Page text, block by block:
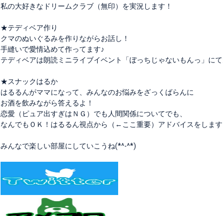
私の大好きなドリームクラブ（無印）を実況します！
★テディベア作り
クマのぬいぐるみを作りながらお話し！
手縫いで愛情込めて作ってます♪
テディベアは朗読ミニライブイベント「ぼっちじゃないもんっ」に
★スナックはるか
はるるんがママになって、みんなのお悩みをざっくばらんに
お酒を飲みながら答えるよ！
恋愛（ピュア出すぎはＮＧ）でも人間関係についてでも、
なんでもＯＫ！はるるん視点から（←ここ重要）アドバイスをします
みんなで楽しい部屋にしていこうね(*^-^*)